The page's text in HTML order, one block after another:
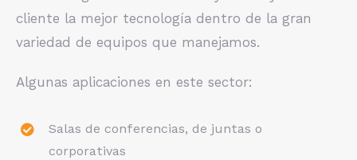
cliente la mejor tecnología dentro de la gran
variedad de equipos que manejamos.
Algunas aplicaciones en este sector:
Salas de conferencias, de juntas o
corporativas